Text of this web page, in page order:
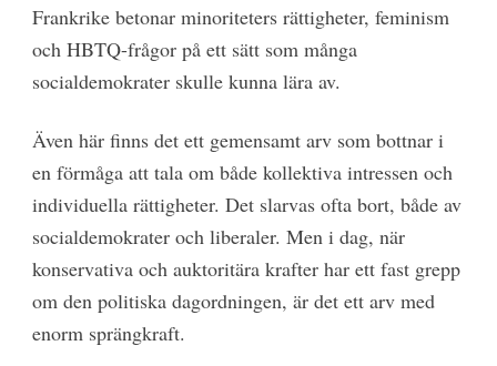
Frankrike betonar minoriteters rättigheter, feminism
och HBTQ-frågor på ett sätt som många
socialdemokrater skulle kunna lära av.
Även här finns det ett gemensamt arv som bottnar i
en förmåga att tala om både kollektiva intressen och
individuella rättigheter. Det slarvas ofta bort, både av
socialdemokrater och liberaler. Men i dag, när
konservativa och auktoritära krafter har ett fast grepp
om den politiska dagordningen, är det ett arv med
enorm sprängkraft.